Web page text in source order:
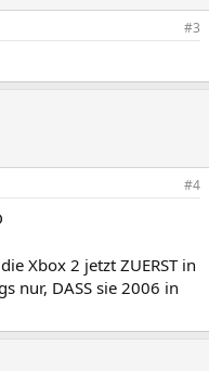
#3
#4
Xbox 2 jetzt ZUERST in
nur, DASS sie 2006 in